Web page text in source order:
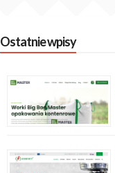
Ostatnie wpisy